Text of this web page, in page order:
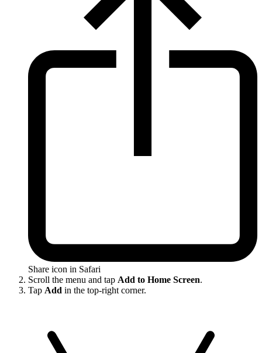
Share icon in Safari
Scroll the menu and tap Add to Home Screen.
Tap Add in the top-right corner.